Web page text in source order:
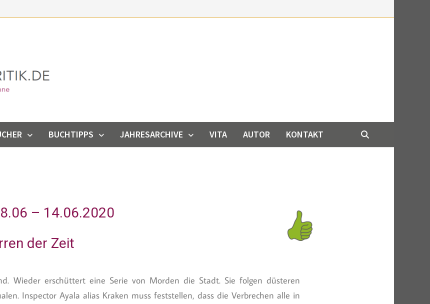
BUCHTIPPS JAHRESARCHIVE VITA AUTOR KONTAKT
– 14.06.2020
der Zeit
Wieder erschüttert eine Serie von Morden die Stadt. Sie folgen düsteren
Inspector Ayala alias Kraken muss feststellen, dass die Verbrechen alle in